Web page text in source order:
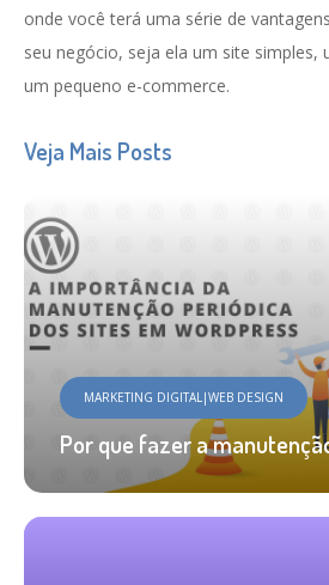
onde você terá uma série de
seu negócio, seja ela um site simples,
um pequeno e-commerce.
Veja Mais Posts
MARKETING DIGITAL|WEB DESIGN
Por que fazer a